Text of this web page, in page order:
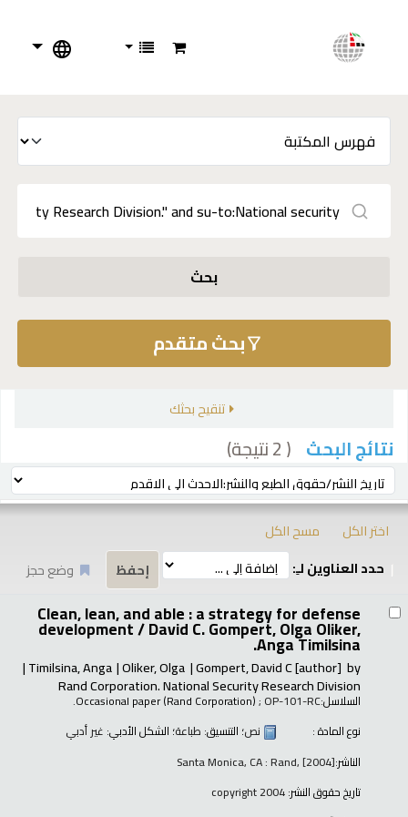
بحث
بحث متقدم
تنقيح بحثك
نتائج البحث ( 2 نتيجة)
ترتيب بواسطة:
اختر الكل
مسح الكل
حدد العناوين لـِ:
وضع حجز
Clean, lean, and able : a strategy for defense
development /David C. Gompert, Olga Oliker,
Anga Timilsina.
by
Gompert, David C[author]
Oliker, Olga
Timilsina, Anga
Rand Corporation. National Security Research Division
السلاسل: Occasional paper (Rand Corporation); OP-101-RC.
نوع المادة :
نص؛ التنسيق: طباعة؛ الشكل الأدبي: غير أدبي
الناشر:Santa Monica, CA : Rand, [2004]
تاريخ حقوق النشر: